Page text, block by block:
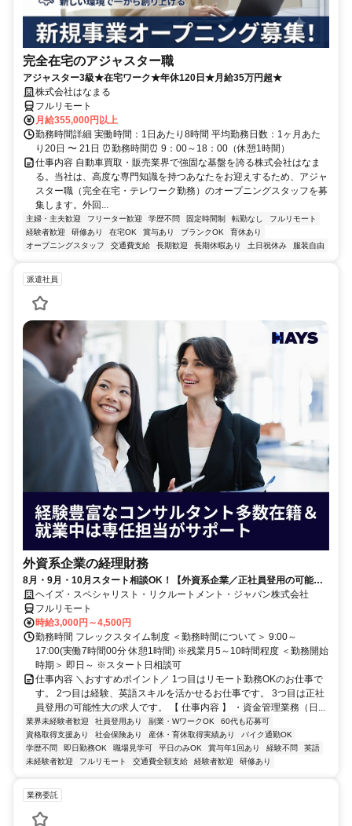
完全在宅のアジャスター職
アジャスター3級★在宅ワーク★年休120日★月給35万円超★
株式会社はなまる
フルリモート
月給355,000円以上
勤務時間詳細 実働時間：1日あたり8時間 平均勤務日数：1ヶ月あた
り20日 〜 21日 ⏰勤務時間⏰ 9：00～18：00（休憩1時間）
仕事内容 自動車買取・販売業界で強固な基盤を誇る株式会社はなま
る。当社は、高度な専門知識を持つあなたをお迎えするため、アジャ
スター職（完全在宅・テレワーク勤務）のオープニングスタッフを募
集します。外回...
主婦・主夫歓迎 フリーター歓迎 学歴不問 固定時間制 転勤なし
フルリモート
経験者歓迎
研修あり 在宅OK 賞与あり ブランクOK
育休あり
オープニングスタッフ
交通費支給 長期歓迎 長期休暇あり 土日祝休み 服装自由
派遣社員
外資系企業の経理財務
8月・9月・10月スタート相談OK！【外資系企業／正社員登用の可能性
大／700万～800万／リモート勤務OK】経理財務
ヘイズ・スペシャリスト・リクルートメント・ジャパン株式会社
フルリモート
時給3,000円～4,500円
勤務時間 フレックスタイム制度 ＜勤務時間について＞ 9:00～
17:00(実働7時間00分 休憩1時間) ※残業月5～10時間程度 ＜勤務開始
時期＞ 即日～ ※スタート日相談可
仕事内容 ＼おすすめポイント／ 1つ目はリモート勤務OKのお仕事で
す。 2つ目は経験、英語スキルを活かせるお仕事です。 3つ目は正社
員登用の可能性大の求人です。 【 仕事内容 】 ・資金管理業務（日...
業界未経験者歓迎 社員登用あり 副業・WワークOK
60代も応募可
資格取得支援あり
社会保険あり 産休・育休取得実績あり
バイク通勤OK
学歴不問
即日勤務OK 職場見学可 平日のみOK 賞与年1回あり 経験不問
英語
未経験者歓迎
フルリモート 交通費全額支給 経験者歓迎 研修あり
業務委託